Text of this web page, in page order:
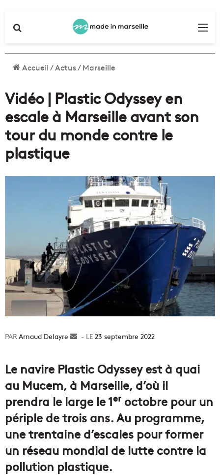
Accueil/Actus/Marseille
Vidéo | Plastic Odyssey en
escale à Marseille avant son
tour du monde contre le
plastique
Arnaud Delayre
Envoyer23 septembre 2022
Le navire Plastic Odyssey est à quai
au Mucem, à Marseille, d’où il
prendra le large le 1er octobre pour un
périple de trois ans. Au programme,
une trentaine d’escales pour former
un réseau mondial de lutte contre la
pollution plastique.